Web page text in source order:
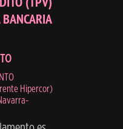
BANCARIA
Hipercor)